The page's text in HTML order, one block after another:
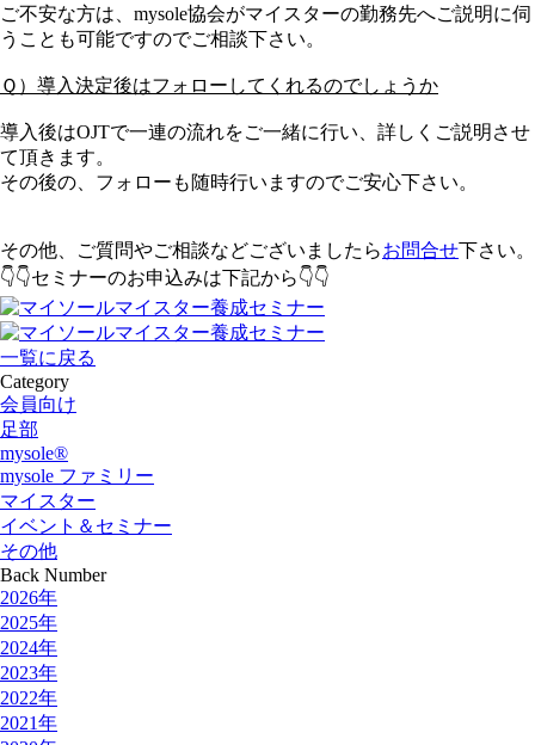
ご不安な方は、mysole協会がマイスターの勤務先へご説明に伺
うことも可能ですのでご相談下さい。
Ｑ）導入決定後はフォローしてくれるのでしょうか
導入後はOJTで一連の流れをご一緒に行い、詳しくご説明させ
て頂きます。
その後の、フォローも随時行いますのでご安心下さい。
その他、ご質問やご相談などございましたらお問合せ下さい。
👇👇セミナーのお申込みは下記から👇👇
一覧に戻る
Category
会員向け
足部
mysole®
mysole ファミリー
マイスター
イベント＆セミナー
その他
Back Number
2026年
2025年
2024年
2023年
2022年
2021年